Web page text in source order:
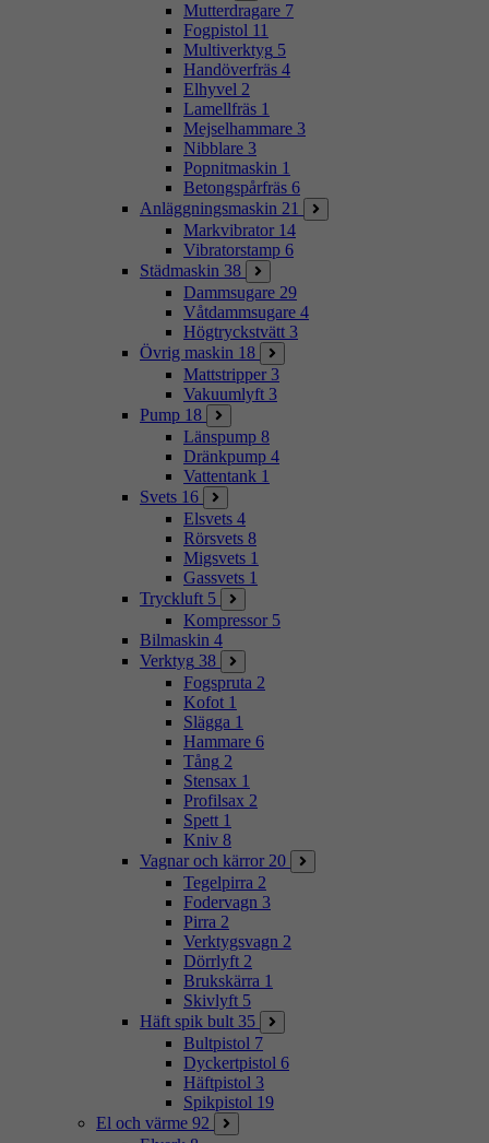
Mutterdragare 7
Fogpistol 11
Multiverktyg 5
Handöverfräs 4
Elhyvel 2
Lamellfräs 1
Mejselhammare 3
Nibblare 3
Popnitmaskin 1
Betongspårfräs 6
Anläggningsmaskin 21
Markvibrator 14
Vibratorstamp 6
Städmaskin 38
Dammsugare 29
Våtdammsugare 4
Högtryckstvätt 3
Övrig maskin 18
Mattstripper 3
Vakuumlyft 3
Pump 18
Länspump 8
Dränkpump 4
Vattentank 1
Svets 16
Elsvets 4
Rörsvets 8
Migsvets 1
Gassvets 1
Tryckluft 5
Kompressor 5
Bilmaskin 4
Verktyg 38
Fogspruta 2
Kofot 1
Slägga 1
Hammare 6
Tång 2
Stensax 1
Profilsax 2
Spett 1
Kniv 8
Vagnar och kärror 20
Tegelpirra 2
Fodervagn 3
Pirra 2
Verktygsvagn 2
Dörrlyft 2
Brukskärra 1
Skivlyft 5
Häft spik bult 35
Bultpistol 7
Dyckertpistol 6
Häftpistol 3
Spikpistol 19
El och värme 92